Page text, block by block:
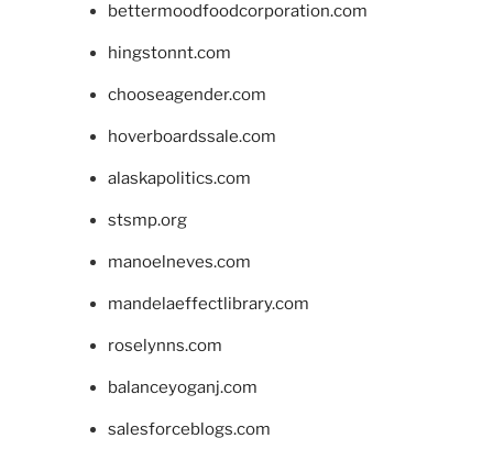
bettermoodfoodcorporation.com
hingstonnt.com
chooseagender.com
hoverboardssale.com
alaskapolitics.com
stsmp.org
manoelneves.com
mandelaeffectlibrary.com
roselynns.com
balanceyoganj.com
salesforceblogs.com